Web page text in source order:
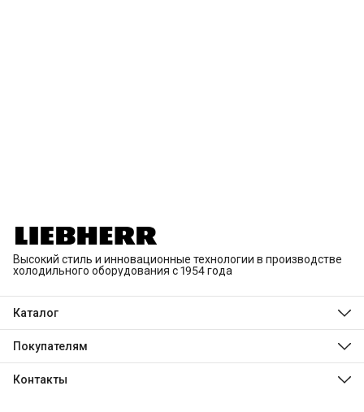
Высокий стиль и инновационные технологии в производстве
холодильного оборудования с 1954 года
Каталог
Встраиваемая техника
Покупателям
Дизайн и технологии
Контакты